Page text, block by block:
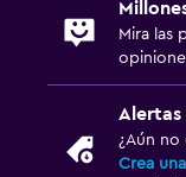
Mira las
Alertas
¿Aún no
Crea